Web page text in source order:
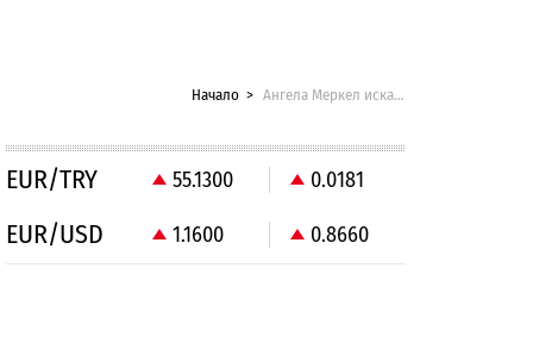
Начало Ангела Меркел иска Гърция да остане в Еврозоната
EUR/TRY 55.1300 0.0181
EUR/USD 1.1600 0.8660